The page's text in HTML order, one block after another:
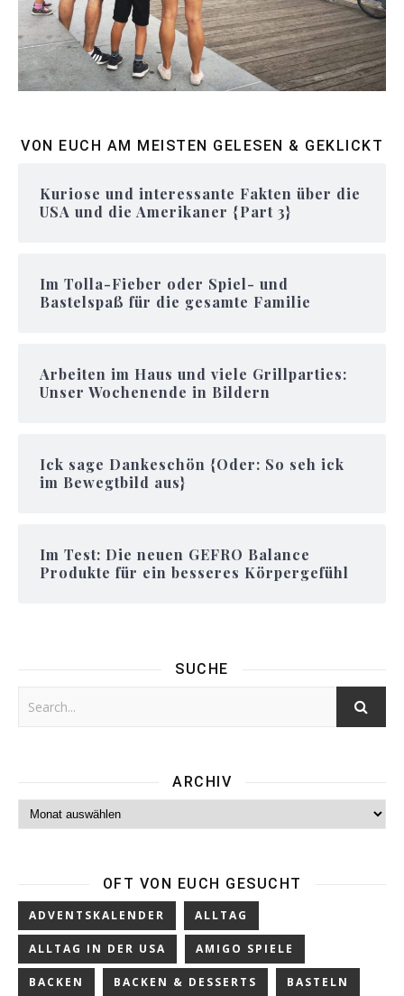
VON EUCH AM MEISTEN GELESEN & GEKLICKT
Kuriose und interessante Fakten über die
USA und die Amerikaner {Part 3}
Im Tolla-Fieber oder Spiel- und
Bastelspaß für die gesamte Familie
Arbeiten im Haus und viele Grillparties:
Unser Wochenende in Bildern
Ick sage Dankeschön {Oder: So seh ick
im Bewegtbild aus}
Im Test: Die neuen GEFRO Balance
Produkte für ein besseres Körpergefühl
SUCHE
ARCHIV
Archiv
OFT VON EUCH GESUCHT
ADVENTSKALENDER ALLTAG
ALLTAG IN DER USA AMIGO SPIELE
BACKEN BACKEN & DESSERTS BASTELN